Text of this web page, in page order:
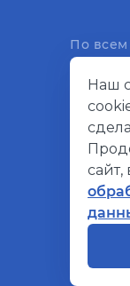
По всем
©
Наш
сайт,